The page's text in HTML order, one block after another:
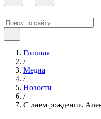
Главная
/
Медиа
/
Новости
/
С днем рождения,